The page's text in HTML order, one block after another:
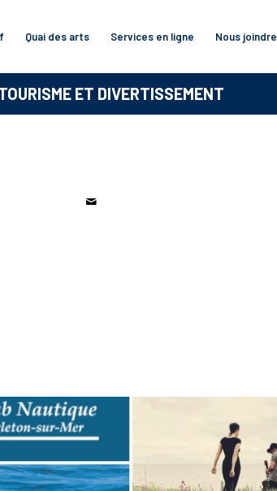
Quai des arts Services en ligne Nous joindre
ET DIVERTISSEMENT